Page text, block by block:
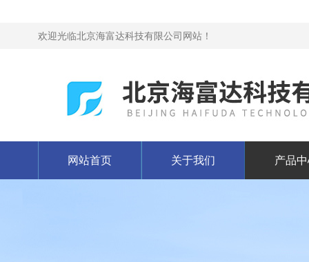
欢迎光临北京海富达科技有限公司网站！
网站首页 关于我们 产品